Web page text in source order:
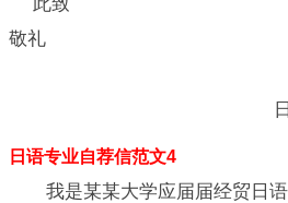
敬礼
日
日语专业自荐信范文4
我是某某大学应届届经贸日语